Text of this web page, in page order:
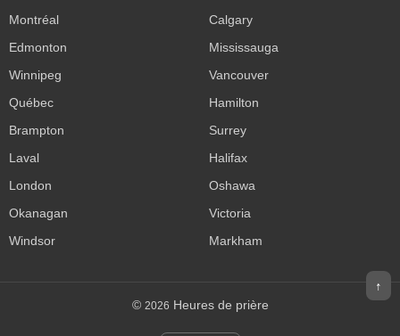
Montréal
Calgary
Edmonton
Mississauga
Winnipeg
Vancouver
Québec
Hamilton
Brampton
Surrey
Laval
Halifax
London
Oshawa
Okanagan
Victoria
Windsor
Markham
© 2026 Heures de prière
↑